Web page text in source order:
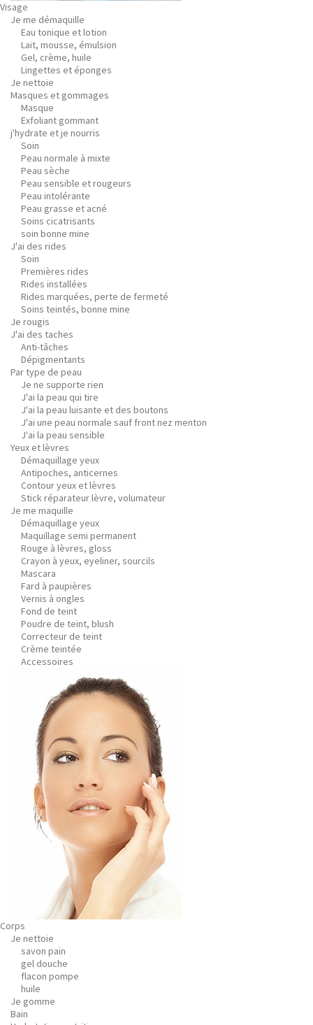
Visage
Je me démaquille
Eau tonique et lotion
Lait, mousse, émulsion
Gel, crème, huile
Lingettes et éponges
Je nettoie
Masques et gommages
Masque
Exfoliant gommant
j'hydrate et je nourris
Soin
Peau normale à mixte
Peau sèche
Peau sensible et rougeurs
Peau intolérante
Peau grasse et acné
Soins cicatrisants
soin bonne mine
J'ai des rides
Soin
Premières rides
Rides installées
Rides marquées, perte de fermeté
Soins teintés, bonne mine
Je rougis
J'ai des taches
Anti-tâches
Dépigmentants
Par type de peau
Je ne supporte rien
J'ai la peau qui tire
J'ai la peau luisante et des boutons
J'ai une peau normale sauf front nez menton
J'ai la peau sensible
Yeux et lèvres
Démaquillage yeux
Antipoches, anticernes
Contour yeux et lèvres
Stick réparateur lèvre, volumateur
Je me maquille
Démaquillage yeux
Maquillage semi permanent
Rouge à lèvres, gloss
Crayon à yeux, eyeliner, sourcils
Mascara
Fard à paupières
Vernis à ongles
Fond de teint
Poudre de teint, blush
Correcteur de teint
Crème teintée
Accessoires
Corps
Je nettoie
savon pain
gel douche
flacon pompe
huile
Je gomme
Bain